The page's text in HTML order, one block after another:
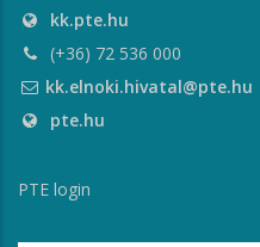
kk.pte.hu
(+36) 72 536 000
kk.elnoki.hivatal@pte.hu
pte.hu
PTE login